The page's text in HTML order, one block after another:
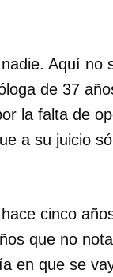
Aquí no
de 37
la falta de
a su juicio
cinco
que no
en que se